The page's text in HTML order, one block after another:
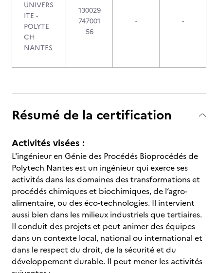
UNIVERS
ITE -
POLYTE
CH
NANTES
130029
747001
56
- -
Résumé de la certification
Activités visées :
L'ingénieur en Génie des Procédés Bioprocédés de
Polytech Nantes est un ingénieur qui exerce ses
activités dans les domaines des transformations et
procédés chimiques et biochimiques, de l’agro-
alimentaire, ou des éco-technologies. Il intervient
aussi bien dans les milieux industriels que tertiaires.
Il conduit des projets et peut animer des équipes
dans un contexte local, national ou international et
dans le respect du droit, de la sécurité et du
développement durable. Il peut mener les activités